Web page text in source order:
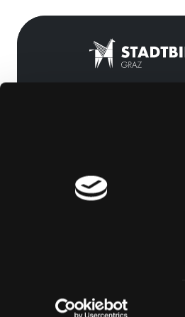
[kju:b]